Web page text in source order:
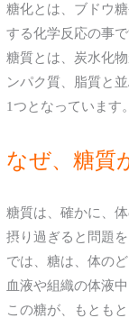
糖化とは、ブドウ
する化学反応の事で
糖質とは、炭水化
ンパク質、脂質と
1つとなっています。
なぜ、糖質
糖質は、確かに、
摂り過ぎると問題を
では、糖は、体の
血液や組織の体液
この糖が、もとも